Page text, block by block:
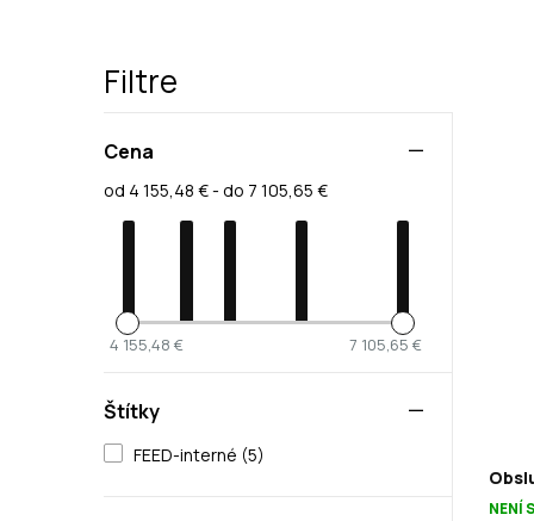
Filtre
Cena
od 4 155,48 € - do 7 105,65 €
4 155,48 € 7 105,65 €
Štítky
FEED-interné (5)
NENÍ